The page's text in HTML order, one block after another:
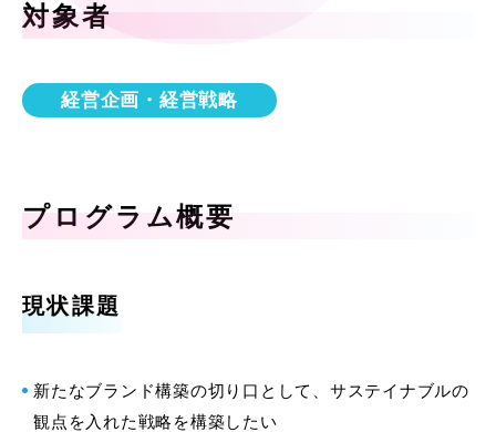
対象者
経営企画・経営戦略
プログラム概要
現状課題
新たなブランド構築の切り口として、サステイナブルの
観点を入れた戦略を構築したい